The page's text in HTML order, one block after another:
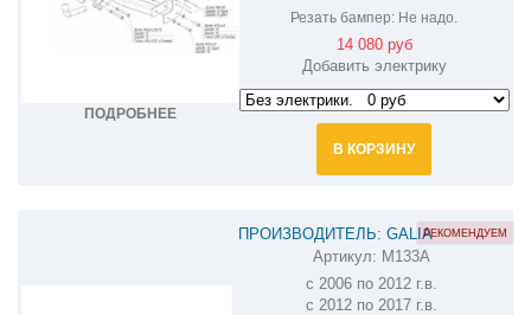
ПОДРОБНЕЕ
Резать бампер: Не надо.
14 080 руб
Добавить электрику
В КОРЗИНУ
ПРОИЗВОДИТЕЛЬ: GALIA
ОЦИНКОВАННЫЙ ФАРКОП НА MAZDA
CX-9 M133A
Артикул: M133A
с 2006 по 2012 г.в.
с 2012 по 2017 г.в.
РЕКОМЕНДУЕМ